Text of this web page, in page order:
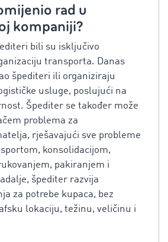
rad u
kompaniji?
bili su isključivo
transporta. Danas
špediteri ili organiziraju
usluge, poslujući na
Špediter se također može
problema za
rješavajući sve probleme
konsolidacijom,
pakiranjem i
špediter razvija
za potrebe kupaca, bez
lokaciju, težinu, veličinu i